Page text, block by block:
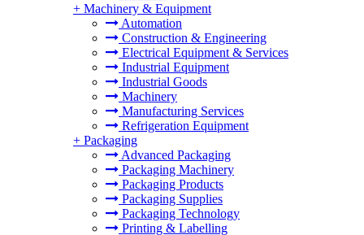
+ Machinery & Equipment
Automation
Construction & Engineering
Electrical Equipment & Services
Industrial Equipment
Industrial Goods
Machinery
Manufacturing Services
Refrigeration Equipment
+ Packaging
Advanced Packaging
Packaging Machinery
Packaging Products
Packaging Supplies
Packaging Technology
Printing & Labelling